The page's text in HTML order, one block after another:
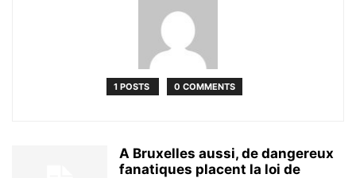
1 POSTS 0 COMMENTS
A Bruxelles aussi, de dangereux
fanatiques placent la loi de